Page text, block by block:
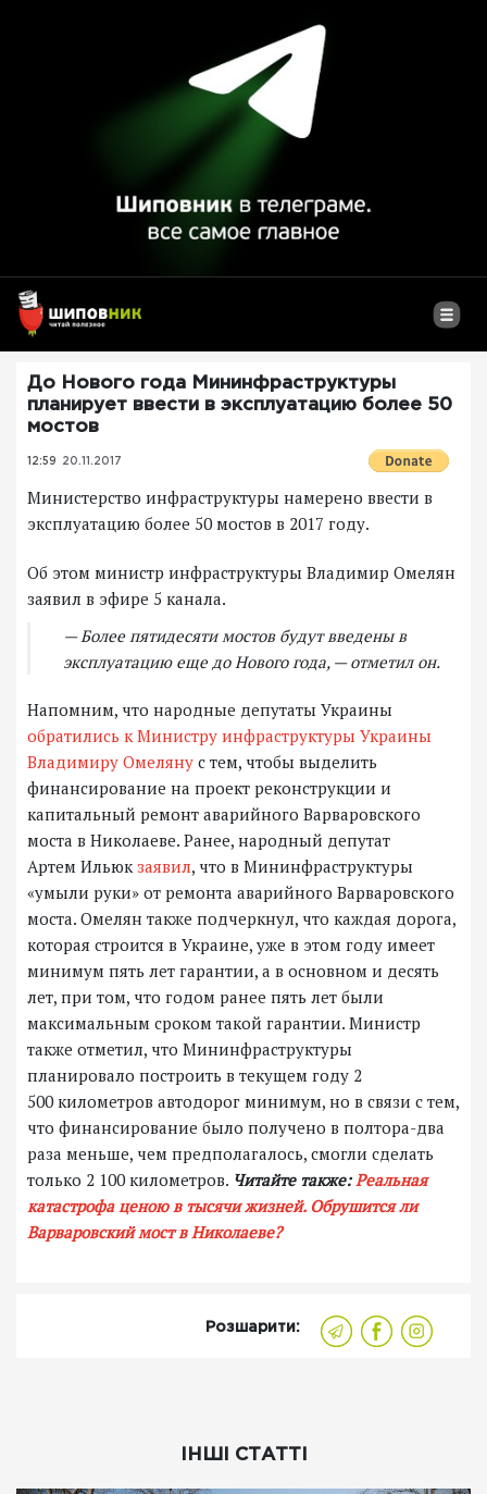
До Нового года Мининфраструктуры
планирует ввести в эксплуатацию более 50
мостов
12:59 20.11.2017
Министерство инфраструктуры намерено ввести в
эксплуатацию более 50 мостов в 2017 году.
Об этом министр инфраструктуры Владимир Омелян
заявил в эфире 5 канала.
— Более пятидесяти мостов будут введены в
эксплуатацию еще до Нового года, — отметил он.
Напомним, что народные депутаты Украины
обратились к Министру инфраструктуры Украины
Владимиру Омеляну с тем, чтобы выделить
финансирование на проект реконструкции и
капитальный ремонт аварийного Варваровского
моста в Николаеве. Ранее, народный депутат
Артем Ильюкзаявил, что в Мининфраструктуры
«умыли руки» от ремонта аварийного Варваровского
моста. Омелян также подчеркнул, что каждая дорога,
которая строится в Украине, уже в этом году имеет
минимум пять лет гарантии, а в основном и десять
лет, при том, что годом ранее пять лет были
максимальным сроком такой гарантии. Министр
также отметил, что Мининфраструктуры
планировало построить в текущем году 2
500 километров автодорог минимум, но в связи с тем,
что финансирование было получено в полтора-два
раза меньше, чем предполагалось, смогли сделать
только 2 100 километров. Читайте также:Реальная
катастрофа ценою в тысячи жизней. Обрушится ли
Варваровский мост в Николаеве?
Розшарити:
ІНШІ СТАТТІ